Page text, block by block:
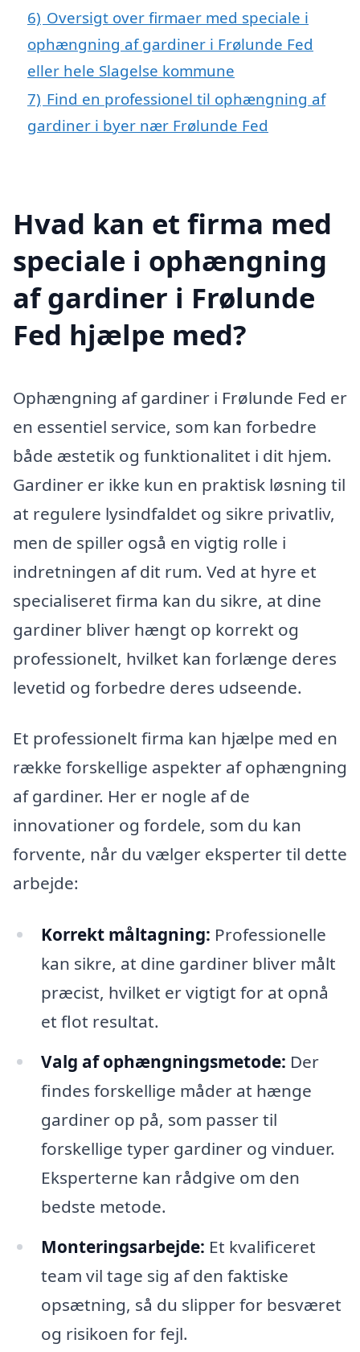
6) Oversigt over firmaer med speciale i
ophængning af gardiner i Frølunde Fed
eller hele Slagelse kommune
7) Find en professionel til ophængning af
gardiner i byer nær Frølunde Fed
Hvad kan et firma med
speciale i ophængning
af gardiner i Frølunde
Fed hjælpe med?
Ophængning af gardiner i Frølunde Fed er
en essentiel service, som kan forbedre
både æstetik og funktionalitet i dit hjem.
Gardiner er ikke kun en praktisk løsning til
at regulere lysindfaldet og sikre privatliv,
men de spiller også en vigtig rolle i
indretningen af dit rum. Ved at hyre et
specialiseret firma kan du sikre, at dine
gardiner bliver hængt op korrekt og
professionelt, hvilket kan forlænge deres
levetid og forbedre deres udseende.
Et professionelt firma kan hjælpe med en
række forskellige aspekter af ophængning
af gardiner. Her er nogle af de
innovationer og fordele, som du kan
forvente, når du vælger eksperter til dette
arbejde:
Korrekt måltagning: Professionelle
kan sikre, at dine gardiner bliver målt
præcist, hvilket er vigtigt for at opnå
et flot resultat.
Valg af ophængningsmetode: Der
findes forskellige måder at hænge
gardiner op på, som passer til
forskellige typer gardiner og vinduer.
Eksperterne kan rådgive om den
bedste metode.
Monteringsarbejde: Et kvalificeret
team vil tage sig af den faktiske
opsætning, så du slipper for besværet
og risikoen for fejl.